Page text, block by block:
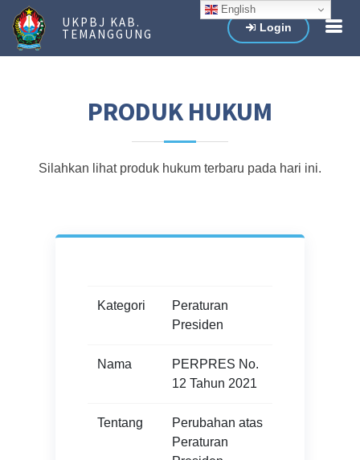
English
UKPBJ KAB.
TEMANGGUNG Login
PRODUK HUKUM
Silahkan lihat produk hukum terbaru pada hari ini.
Kategori
Peraturan
Presiden
Nama
PERPRES No.
12 Tahun 2021
Tentang
Perubahan atas
Peraturan